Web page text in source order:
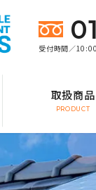
受付時間／
取扱商品
PRODUCT